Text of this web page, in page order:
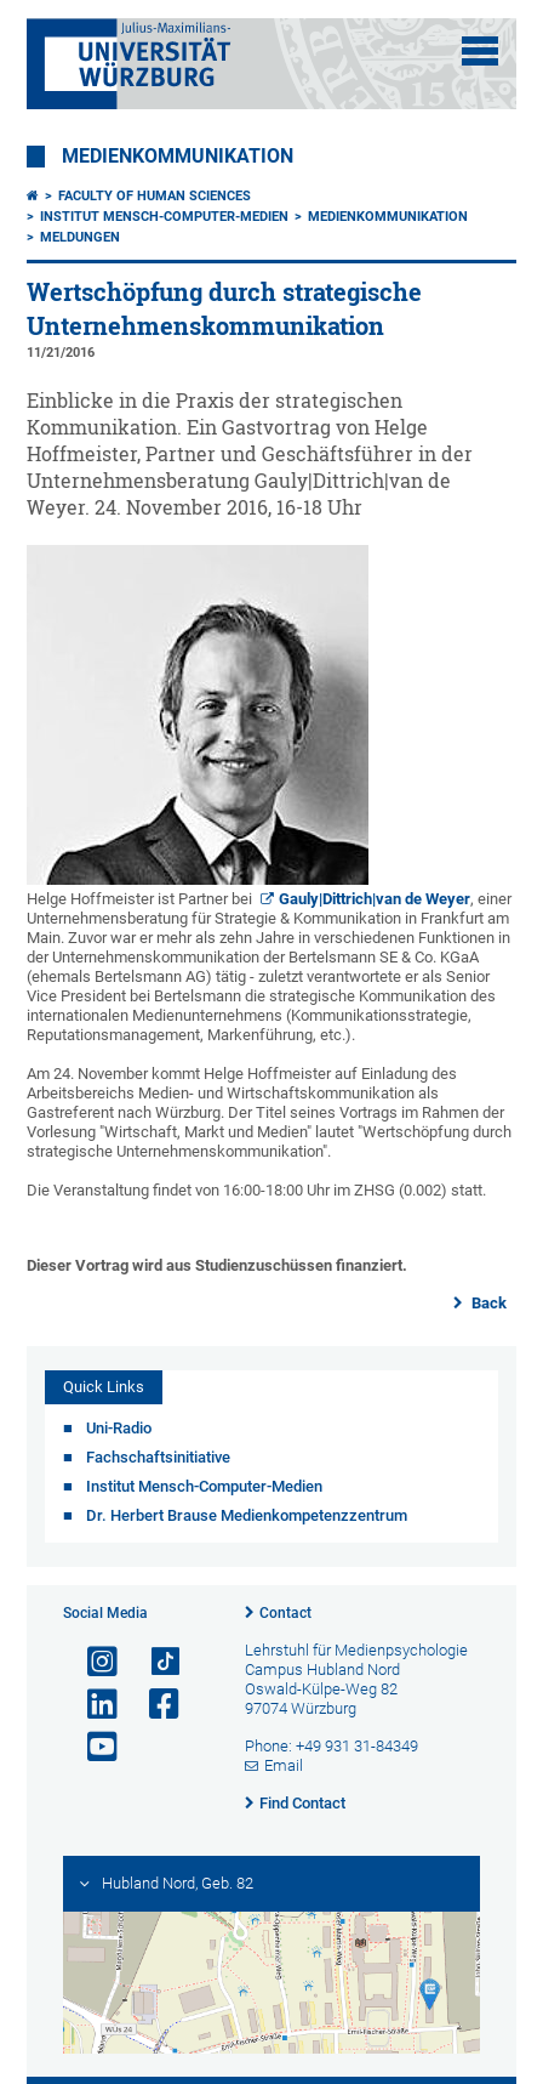
MEDIENKOMMUNIKATION
FACULTY OF HUMAN SCIENCES
INSTITUT MENSCH-COMPUTER-MEDIEN
MEDIENKOMMUNIKATION
MELDUNGEN
Wertschöpfung durch strategische
Unternehmenskommunikation
11/21/2016
Einblicke in die Praxis der strategischen
Kommunikation. Ein Gastvortrag von Helge
Hoffmeister, Partner und Geschäftsführer in der
Unternehmensberatung Gauly|Dittrich|van de
Weyer. 24. November 2016, 16-18 Uhr
Helge Hoffmeister ist Partner bei Gauly|Dittrich|van de Weyer, einer
Unternehmensberatung für Strategie & Kommunikation in Frankfurt am
Main. Zuvor war er mehr als zehn Jahre in verschiedenen Funktionen in
der Unternehmenskommunikation der Bertelsmann SE & Co. KGaA
(ehemals Bertelsmann AG) tätig - zuletzt verantwortete er als Senior
Vice President bei Bertelsmann die strategische Kommunikation des
internationalen Medienunternehmens (Kommunikationsstrategie,
Reputationsmanagement, Markenführung, etc.).
Am 24. November kommt Helge Hoffmeister auf Einladung des
Arbeitsbereichs Medien- und Wirtschaftskommunikation als
Gastreferent nach Würzburg. Der Titel seines Vortrags im Rahmen der
Vorlesung "Wirtschaft, Markt und Medien" lautet "Wertschöpfung durch
strategische Unternehmenskommunikation".
Die Veranstaltung findet von 16:00-18:00 Uhr im ZHSG (0.002) statt.
Dieser Vortrag wird aus Studienzuschüssen finanziert.
Back
Quick Links
Uni-Radio
Fachschaftsinitiative
Institut Mensch-Computer-Medien
Dr. Herbert Brause Medienkompetenzzentrum
Social Media Contact
Lehrstuhl für Medienpsychologie
Campus Hubland Nord
Oswald-Külpe-Weg 82
97074 Würzburg
Phone: +49 931 31-84349
Email
Find Contact
Hubland Nord, Geb. 82